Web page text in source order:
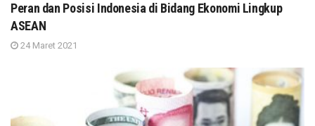
Peran dan Posisi Indonesia di Bidang Ekonomi Lingkup
ASEAN
24 Maret 2021